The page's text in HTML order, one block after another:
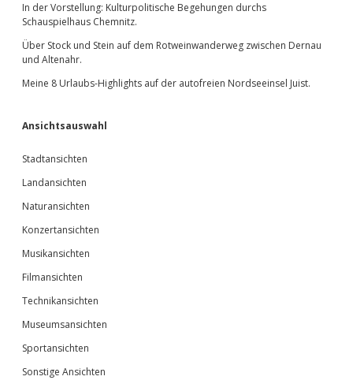
In der Vorstellung: Kulturpolitische Begehungen durchs
Schauspielhaus Chemnitz.
Über Stock und Stein auf dem Rotweinwanderweg zwischen Dernau
und Altenahr.
Meine 8 Urlaubs-Highlights auf der autofreien Nordseeinsel Juist.
Ansichtsauswahl
Stadtansichten
Landansichten
Naturansichten
Konzertansichten
Musikansichten
Filmansichten
Technikansichten
Museumsansichten
Sportansichten
Sonstige Ansichten